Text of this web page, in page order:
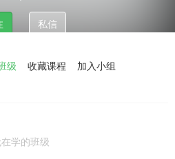
私信
级 收藏课程
加入小组
学的班级